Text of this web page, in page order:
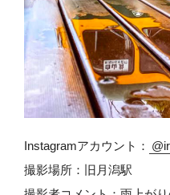
Instagramアカウント：
撮影場所：旧月潟駅